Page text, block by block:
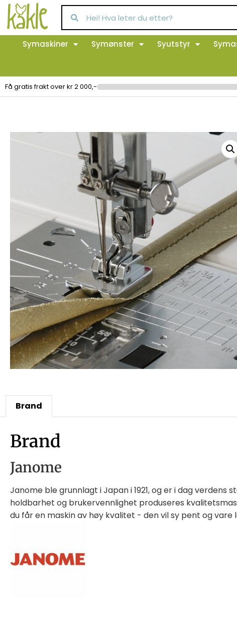
Symaskiner Symønster Syutstyr
Få gratis frakt over kr 2 000,-
Brand
Brand
Janome
Janome ble grunnlagt i Japan i 1921, og er i dag
holdbarhet og brukervennlighet produseres
du får en maskin av høy kvalitet - den vil sy pent og vare